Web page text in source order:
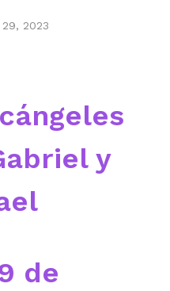
2023
y
de